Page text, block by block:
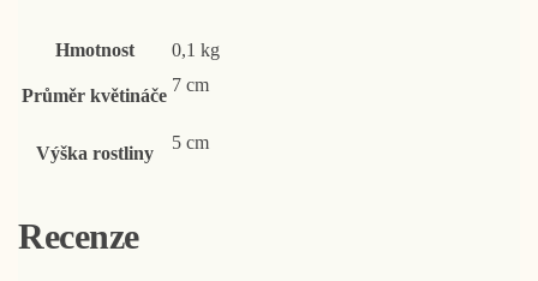
Hmotnost 0,1 kg
Průměr květináče
7 cm
Výška rostliny
5 cm
Recenze